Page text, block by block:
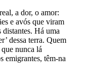
a dor, o amor:
e avós que viram
distantes. Há uma
dessa terra. Quem
nunca lá
emigrantes, têm-na